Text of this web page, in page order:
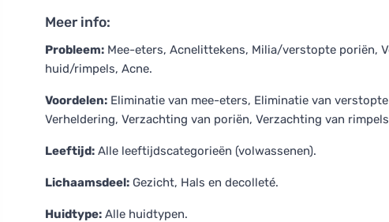
Meer info:
Probleem: Mee-eters, Acnelittekens, Milia/verstopte poriën,
huid/rimpels, Acne.
Voordelen: Eliminatie van mee-eters, Eliminatie van
Verheldering, Verzachting van poriën, Verzachting van
Leeftijd: Alle leeftijdscategorieën (volwassenen).
Lichaamsdeel: Gezicht, Hals en decolleté.
Huidtype: Alle huidtypen.